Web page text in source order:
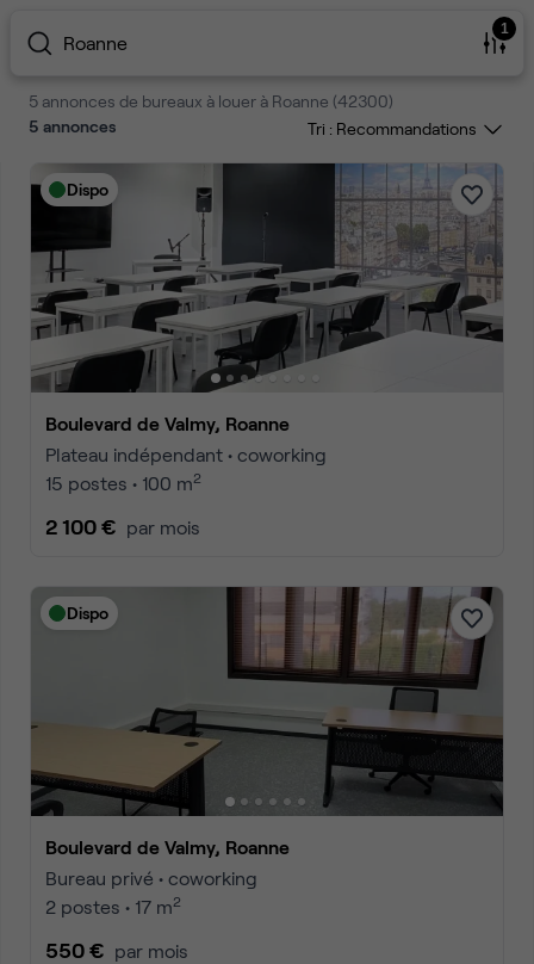
Roanne
1
5 annonces de bureaux à louer à Roanne (42300)
5 annonces Tri :
Dispo
Boulevard de Valmy, Roanne
Plateau indépendant • coworking
15 postes • 100 m2
2 100 € par mois
Dispo
Boulevard de Valmy, Roanne
Bureau privé • coworking
2 postes • 17 m2
550 € par mois